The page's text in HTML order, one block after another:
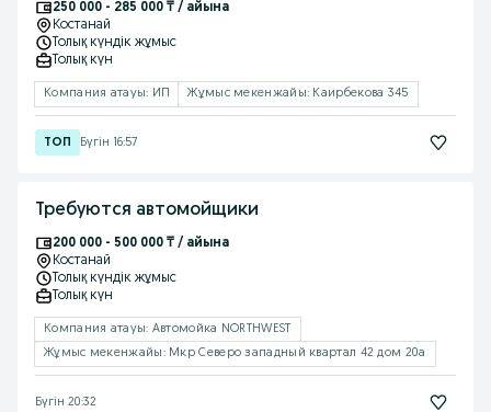
250 000 - 285 000 ₸ / айына
Костанай
Толық күндік жұмыс
Толық күн
Компания атауы: ИП Жұмыс мекенжайы: Каирбекова 345
Бүгін 16:57
Требуются автомойщики
200 000 - 500 000 ₸ / айына
Костанай
Толық күндік жұмыс
Толық күн
Компания атауы: Автомойка NORTHWEST
Жұмыс мекенжайы: Мкр Северо западный квартал 42 дом 20а
Бүгін 20:32